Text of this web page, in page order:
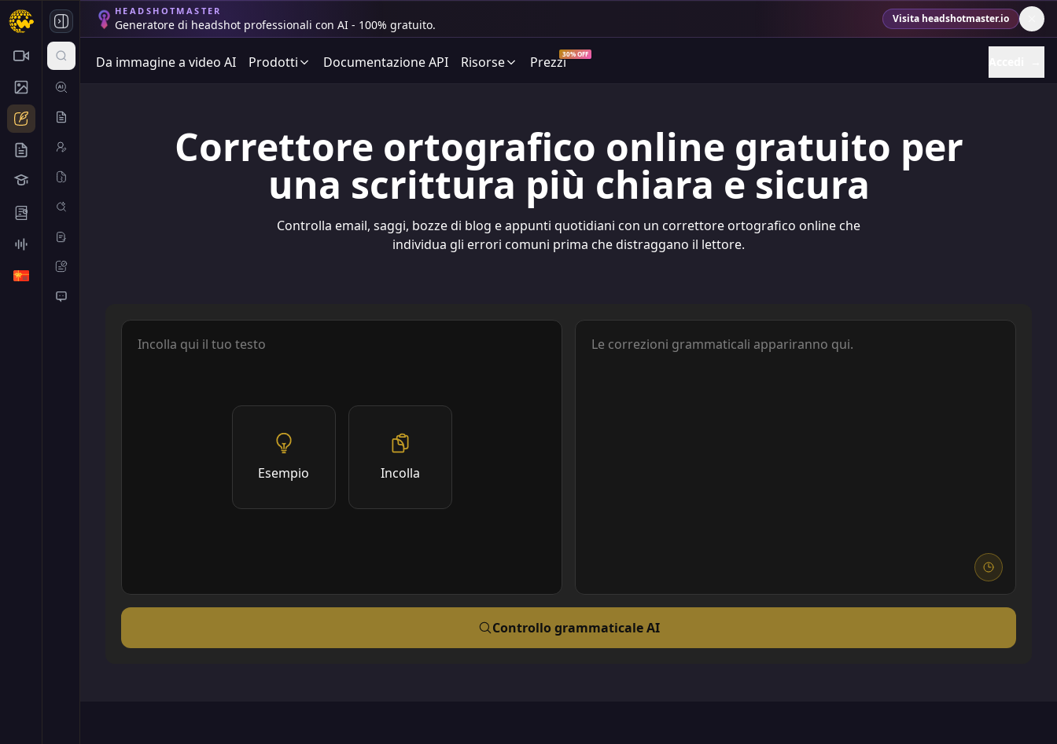
HEADSHOTMASTER
Generatore di headshot professionali con AI - 100% gratuito. Visita headshotmaster.io
Da immagine a video AI Prodotti Documentazione API Risorse Prezzi30% OFF
Correttore ortografico online gratuito per
una scrittura più chiara e sicura
Controlla email, saggi, bozze di blog e appunti quotidiani con un correttore ortografico online che
individua gli errori comuni prima che distraggano il lettore.
Esempio Incolla
Le correzioni grammaticali appariranno qui.
Controllo grammaticale AI